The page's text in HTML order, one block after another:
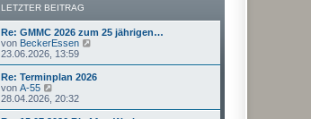
r
i
g
LETZTER BEITRAG
Re: GMMC 2026 zum 25 jährigen…
von BeckerEssen
u
e
23.06.2026, 13:59
Re: Terminplan 2026
von A-55
e
u
28.04.2026, 20:32